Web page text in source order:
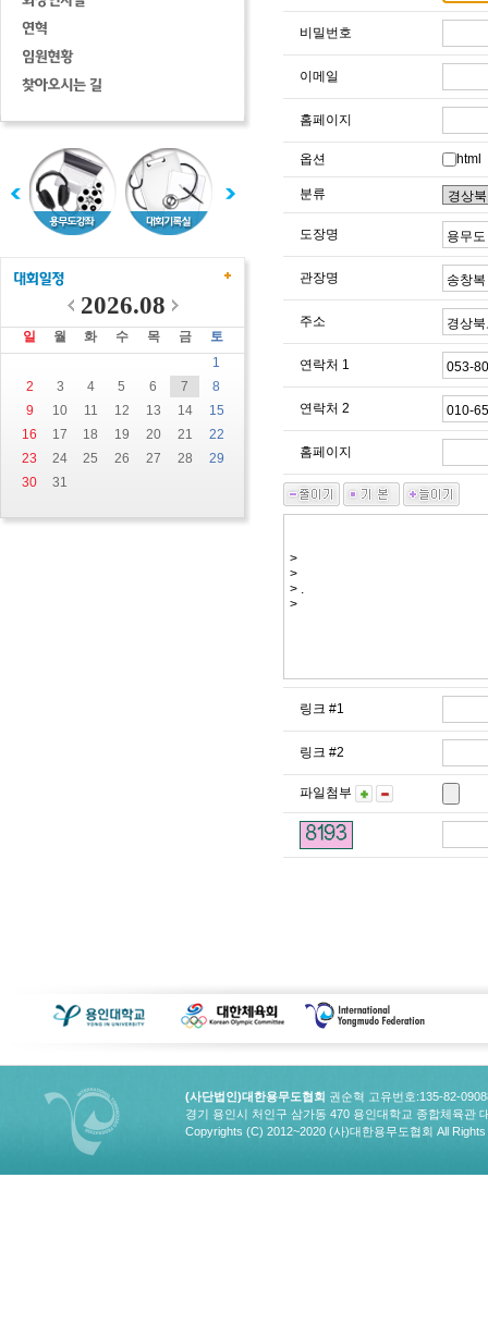
2026.08
일 월 화 수 목 금
토
1
2
3 4 5 6 7
8
9
10 11 12 13 14
15
16
17 18 19 20 21
22
23
24 25 26 27 28
29
30
31
비밀번호
이메일
홈페이지
옵션 html
분류
도장명
관장명
주소
연락처 1
연락처 2
홈페이지
링크 #1
링크 #2
파일첨부
(사단법인)대한용무도협회 권순혁 고유번호:135-82-
경기 용인시 처인구 삼가동 470 용인대학교 종합체육관
Copyrights (C) 2012~2020 (사)대한용무도협회 All